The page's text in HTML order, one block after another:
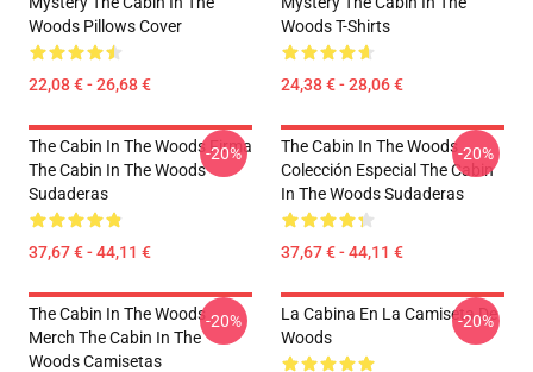
Woods Pillows Cover
22,08 € - 26,68 €
Woods T-Shirts
24,38 € - 28,06 €
The Cabin In The Woods Firma
The Cabin In The Woods
Sudaderas
37,67 € - 44,11 €
-20%
The Cabin In The Woods
Colección Especial The Cabin
In The Woods Sudaderas
37,67 € - 44,11 €
-20%
The Cabin In The Woods
Merch The Cabin In The
Woods Camisetas
-20%
La Cabina En La Camiseta De
Woods
-20%